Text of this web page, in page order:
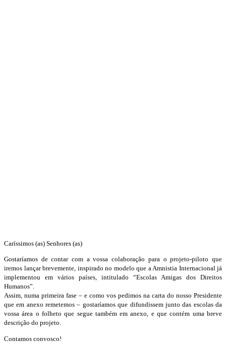
Caríssimos (as) Senhores (as)
Gostaríamos de contar com a vossa colaboração para o projeto-piloto que
iremos lançar brevemente, inspirado no modelo que a Amnistia Internacional já
implementou em vários países, intitulado “Escolas Amigas dos Direitos
Humanos”.
Assim, numa primeira fase – e como vos pedimos na carta do nosso Presidente
que em anexo remetemos – gostaríamos que difundissem junto das escolas da
vossa área o folheto que segue também em anexo, e que contém uma breve
descrição do projeto.
Contamos convosco!